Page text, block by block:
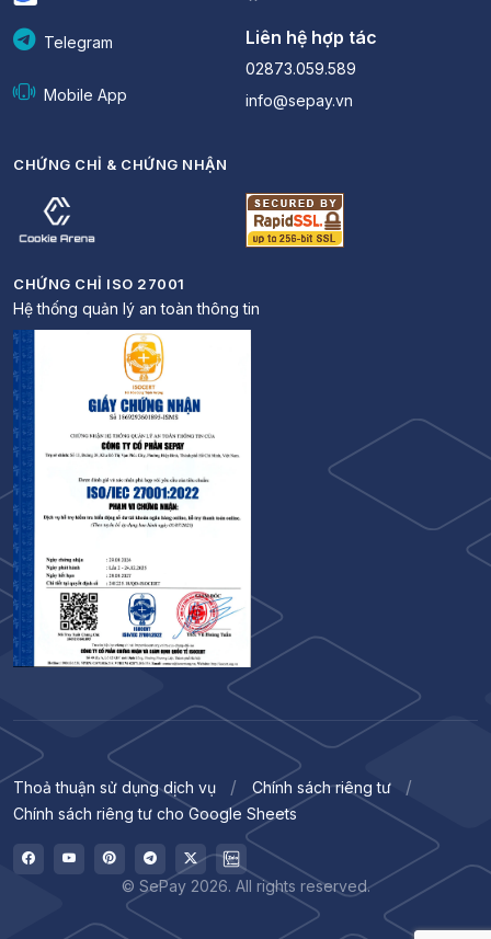
Telegram
Mobile App
Liên hệ hợp tác
02873.059.589
info@sepay.vn
CHỨNG CHỈ & CHỨNG NHẬN
CHỨNG CHỈ ISO 27001
Hệ thống quản lý an toàn thông tin
Thoả thuận sử dụng dịch vụ
Chính sách riêng tư
Chính sách riêng tư cho Google Sheets
© SePay 2026. All rights reserved.